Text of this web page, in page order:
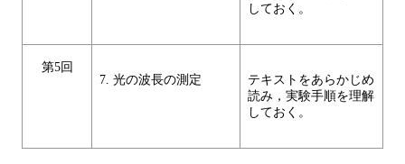
しておく。
第5回
7. 光の波長の測定
テキストをあらかじめ
読み，実験手順を理解
しておく。